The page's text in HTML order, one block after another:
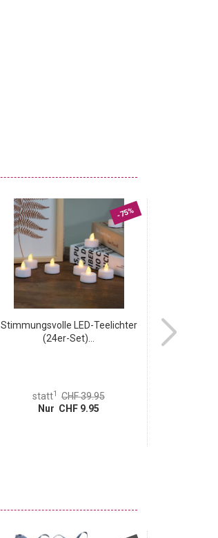
-75%
Stimmungsvolle LED-Teelichter
(24er-Set)...
statt1
CHF 39.95
Nur CHF 9.95
CR2032